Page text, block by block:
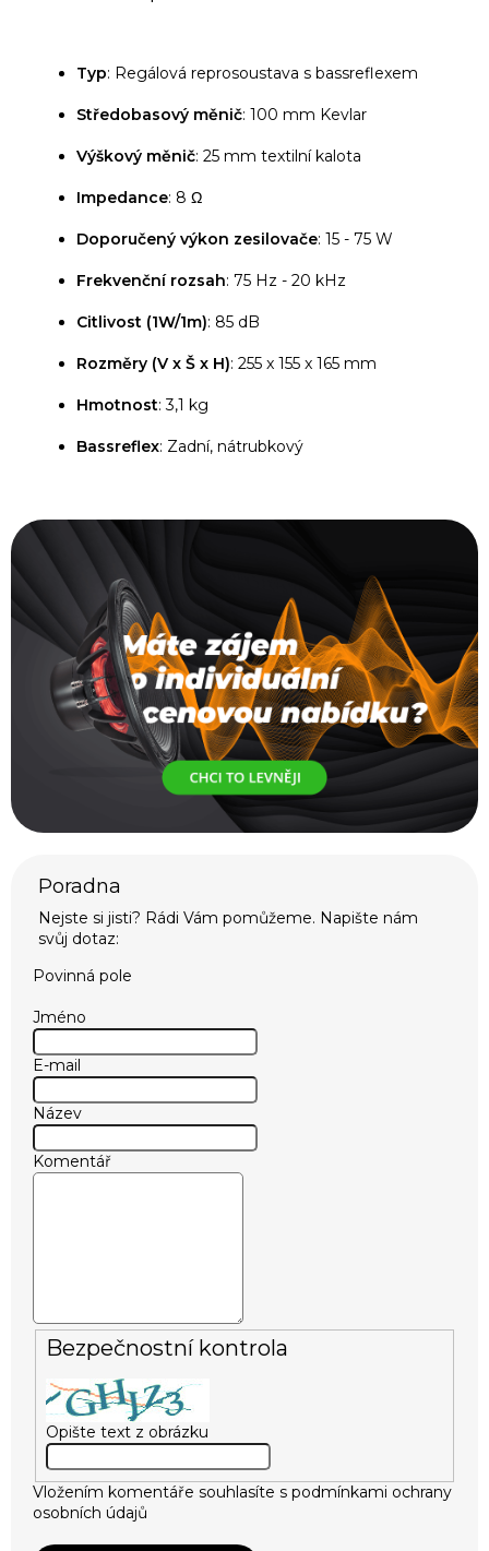
Typ: Regálová reprosoustava s bassreflexem
Středobasový měnič: 100 mm Kevlar
Výškový měnič: 25 mm textilní kalota
Impedance: 8 Ω
Doporučený výkon zesilovače: 15 - 75 W
Frekvenční rozsah: 75 Hz - 20 kHz
Citlivost (1W/1m): 85 dB
Rozměry (V x Š x H): 255 x 155 x 165 mm
Hmotnost: 3,1 kg
Bassreflex: Zadní, nátrubkový
Povinná pole
Jméno
E-mail
Název
Komentář
Bezpečnostní kontrola
Opište text z obrázku
Vložením komentáře souhlasíte s podmínkami ochrany
osobních údajů